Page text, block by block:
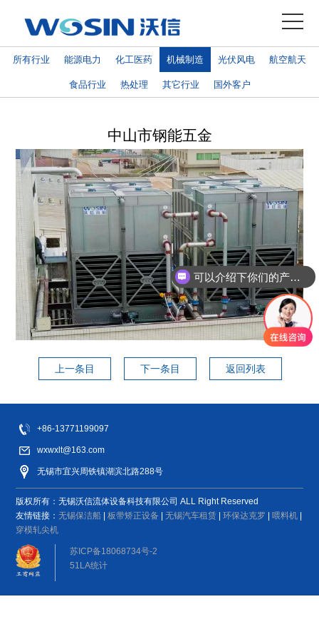
无锡沃信流体设
冷设备研究、开
发、制造于一身
的专业制造商，
具有十余年的生
产历史。主要生
产蒸发式冷凝
器、开闭式冷却
塔，压力水箱
等，共有三十余
种类的主导产
品。
发展历程
闭式横流
闭式逆流
开式冷却
干湿联合
闭式复合
冷却塔配
能源电力 化工医药
食品行业 热处理 其它行业 国外客户
2024/10/28
所有行业 能源电力 化工医药 机械制造 光伏风电 航空航天
食品行业 热处理 其它行业 国外客户
中山市钢能五金
上一条目 下一条目 返回列表
+86-13771199097
wxwxlt@163.com
无锡市宜兴周铁镇湖滨北路288号
版权所有：无锡沃信流体设备科技有限公司 ALL Right Reserved
友情链接：无锡保洁船 |板带矫正设备 |无锡汽车租赁 |环保达克罗 |喂料机
穿模轧尖机
苏ICP备18068734号-2
51LA统计
可以介绍下你们的产品么